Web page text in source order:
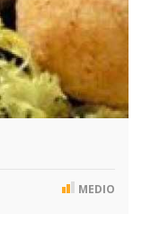
MEDIO